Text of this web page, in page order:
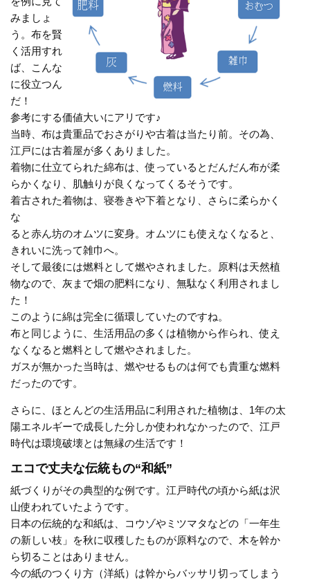
みましょ
う。布を賢
く活用すれ
ば、こんな
に役立つん
だ！
参考にする価値大いにアリです♪
当時、布は貴重品でおさがりや古着は当たり前。その為、
江戸には古着屋が多くありました。
着物に仕立てられた綿布は、使っているとだんだん布が柔
らかくなり、肌触りが良くなってくるそうです。
着古された着物は、寝巻きや下着となり、さらに柔らかく
な
ると赤ん坊のオムツに変身。オムツにも使えなくなると、
きれいに洗って雑巾へ。
そして最後には燃料として燃やされました。原料は天然植
物なので、灰まで畑の肥料になり、無駄なく利用されまし
た！
このように綿は完全に循環していたのですね。
布と同じように、生活用品の多くは植物から作られ、使え
なくなると燃料として燃やされました。
ガスが無かった当時は、燃やせるものは何でも貴重な燃料
だったのです。
さらに、ほとんどの生活用品に利用された植物は、1年の太
陽エネルギーで成長した分しか使われなかったので、江戸
時代は環境破壊とは無縁の生活です！
エコで丈夫な伝統もの“和紙”
紙づくりがその典型的な例です。江戸時代の頃から紙は沢
山使われていたようです。
日本の伝統的な和紙は、コウゾやミツマタなどの「一年生
の新しい枝」を秋に収穫したものが原料なので、木を幹か
ら切ることはありません。
今の紙のつくり方（洋紙）は幹からバッサリ切ってしまう